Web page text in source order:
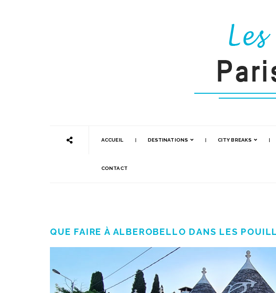
ACCUEIL DESTINATIONS CITY BREAKS
CONTACT
QUE FAIRE À ALBEROBELLO DANS LES